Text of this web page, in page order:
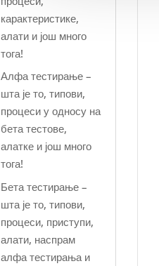
карактеристике,
алати и још много
тога!
Алфа тестирање –
шта је то, типови,
процеси у односу на
бета тестове,
алатке и још много
тога!
Бета тестирање –
шта је то, типови,
процеси, приступи,
алати, наспрам
алфа тестирања и